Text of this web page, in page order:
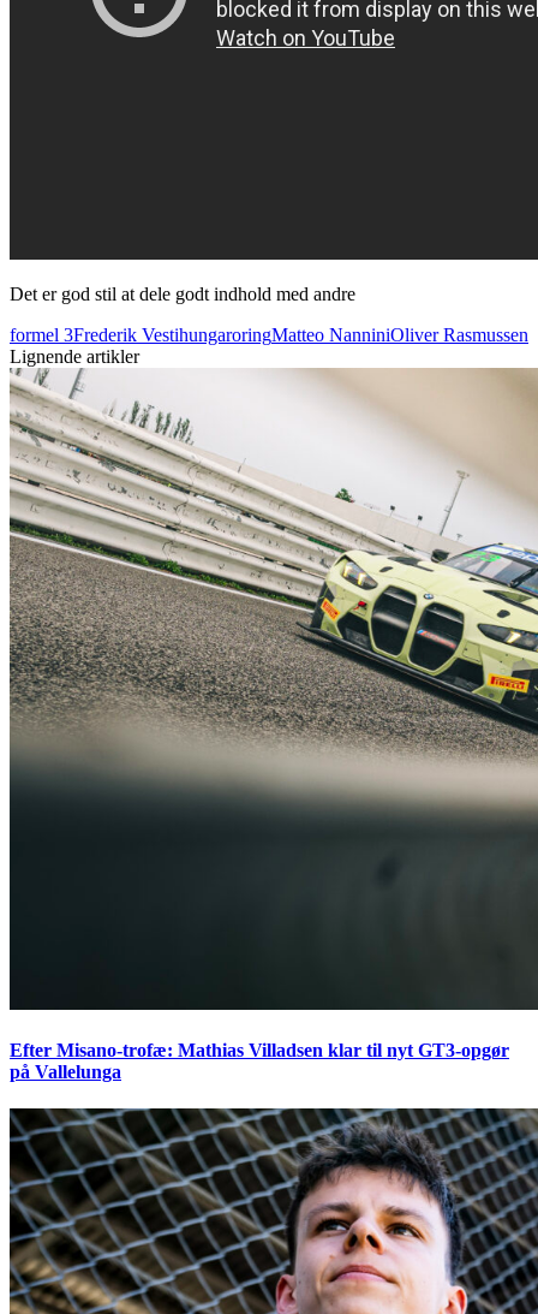
Det er god stil at dele godt indhold med andre
formel 3Frederik VestihungaroringMatteo NanniniOliver Rasmussen
Lignende artikler
Efter Misano-trofæ: Mathias Villadsen klar til nyt GT3-opgør
på Vallelunga